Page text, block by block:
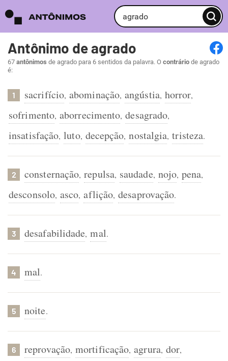
Antônimo de agrado
67 antônimos de agrado para 6 sentidos da palavra. O contrário de agrado
é:
1 sacrifício, abominação, angústia, horror,
sofrimento, aborrecimento, desagrado,
insatisfação, luto, decepção, nostalgia, tristeza.
2 consternação, repulsa, saudade, nojo, pena,
desconsolo, asco, aflição, desaprovação.
3 desafabilidade, mal.
4 mal.
5 noite.
6 reprovação, mortificação, agrura, dor,